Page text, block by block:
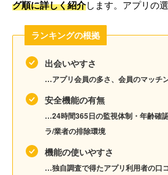
グ順に詳しく紹介します。アプリの
ランキングの根拠
出会いやすさ
…アプリ会員の多さ、会員のマッチ
安全機能の有無
…24時間365日の監視体制・年齢確
ラ/業者の排除環境
機能の使いやすさ
…独自調査で得たアプリ利用者の口